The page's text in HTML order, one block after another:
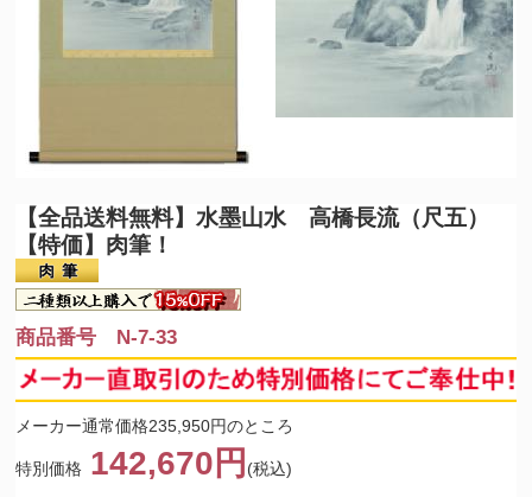
【全品送料無料】水墨山水 高橋長流（尺五）
【特価】肉筆！
商品番号 N-7-33
メーカー通常価格235,950円のところ
特別価格 142,670円 (税込)